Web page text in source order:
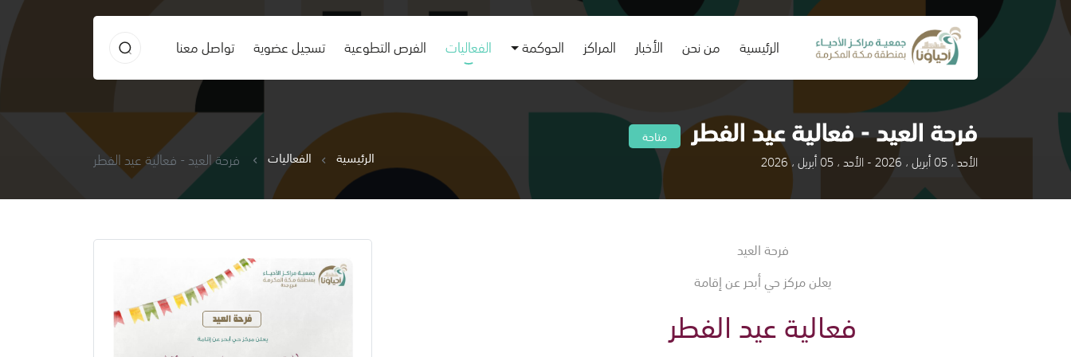
الرئيسية
(current) من نحن الأخبار المراكز الحوكمة الفعاليات الفرص التطوعية تسجيل عضوية تواصل معنا
فرحة العيد - فعالية عيد الفطر متاحة
الأحد ، 05 أبريل ، 2026 - الأحد ، 05 أبريل ، 2026 الرئيسية الفعاليات فرحة العيد - فعالية عيد الفطر
فرحة العيد
يعلن مركز حي أبحر عن إقامة
فعالية عيد الفطر